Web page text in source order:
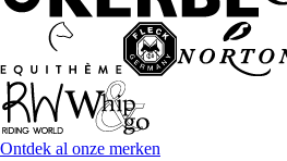
Ontdek al onze merken